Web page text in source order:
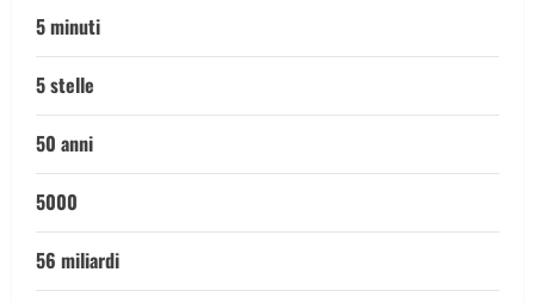
5 minuti
5 stelle
50 anni
5000
56 miliardi